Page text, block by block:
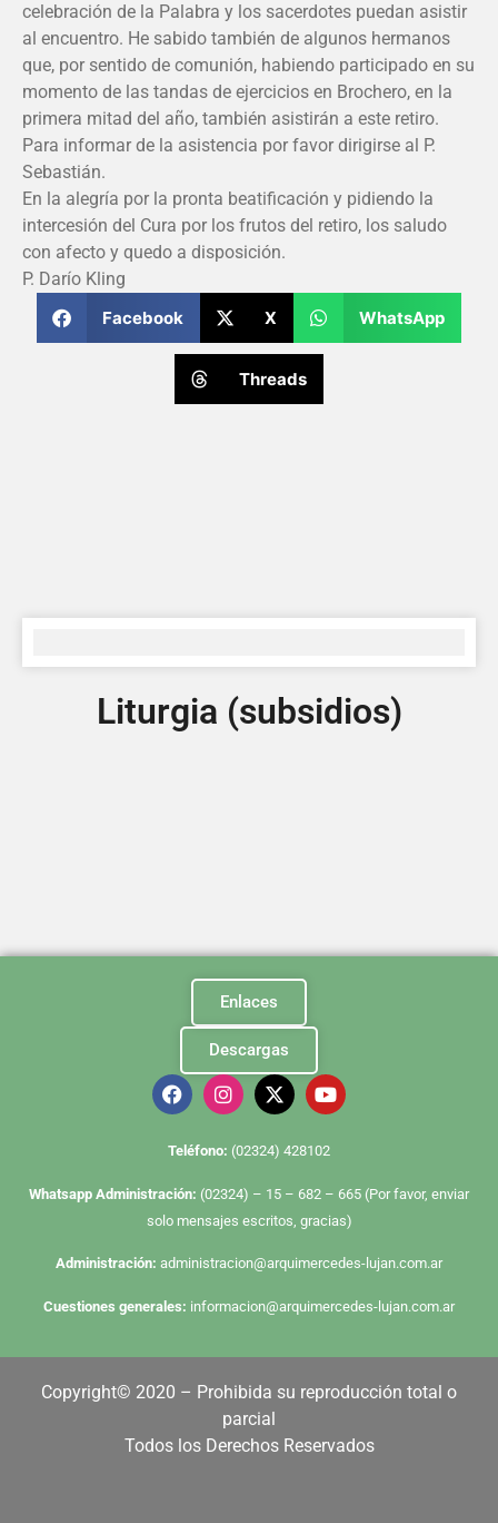
celebración de la Palabra y los sacerdotes puedan asistir
al encuentro. He sabido también de algunos hermanos
que, por sentido de comunión, habiendo participado en su
momento de las tandas de ejercicios en Brochero, en la
primera mitad del año, también asistirán a este retiro.
Para informar de la asistencia por favor dirigirse al P.
Sebastián.
En la alegría por la pronta beatificación y pidiendo la
intercesión del Cura por los frutos del retiro, los saludo
con afecto y quedo a disposición.
P. Darío Kling
Facebook
X WhatsApp
Threads
Liturgia (subsidios)
Enlaces
Descargas
Te léfono: (02324) 428102
Whatsapp Administración: (02324) – 15 – 682 – 665 (Por favor, enviar
solo mensajes escritos, gracias)
Administración: administracion@arquimercedes-lujan.com.ar
Cuestiones generales: informacion@arquimercedes-lujan.com.ar
Copyright© 2020 – Prohibida su reproducción total o
parcial
Todos los Derechos Reservados